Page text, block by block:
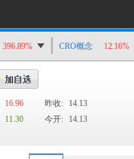
396.89% CRO概念 12.16%
16.96 昨收:
14.13
11.30 今开:
14.13